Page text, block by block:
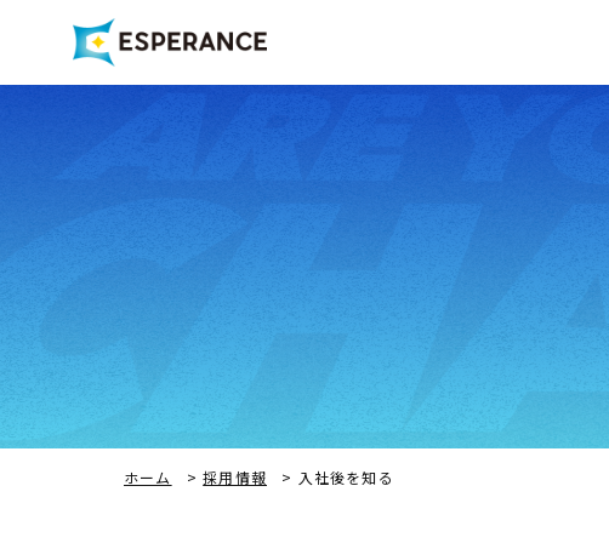
ホーム >採用情報 > 入社後を知る